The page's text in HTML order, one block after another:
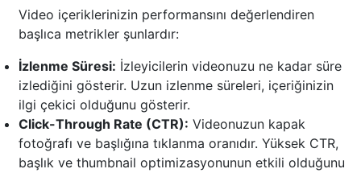
Video içeriklerinizin performansını değerlendiren
başlıca metrikler şunlardır:
İzlenme Süresi: İzleyicilerin videonuzu ne kadar süre
izlediğini gösterir. Uzun izlenme süreleri, içeriğinizin
ilgi çekici olduğunu gösterir.
Click-Through Rate (CTR): Videonuzun kapak
fotoğrafı ve başlığına tıklanma oranıdır. Yüksek CTR,
başlık ve thumbnail optimizasyonunun etkili olduğunu